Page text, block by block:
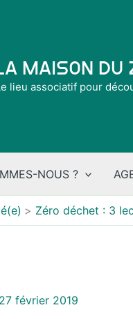
Maison
lieu associatif pour
NOUS ?
Zéro déchet : 3
27 février 2019